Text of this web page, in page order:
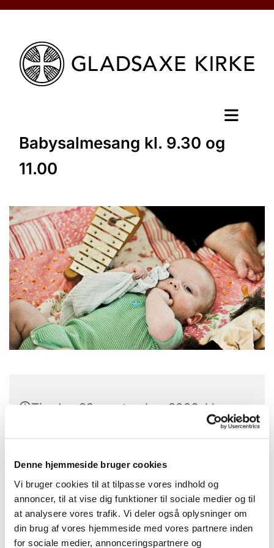
Denne hjemmeside bruger cookies
Vi bruger cookies til at tilpasse vores indhold og
annoncer, til at vise dig funktioner til sociale medier og til
at analysere vores trafik. Vi deler også oplysninger om
din brug af vores hjemmeside med vores partnere inden
for sociale medier, annonceringspartnere og
Babysalmesang kl. 9.30 og
11.00
Tirsdag 22. september 2026, kl.
Laden, Provst Bentzons Vej 1, 2860
Søborg
Karen Gramkow